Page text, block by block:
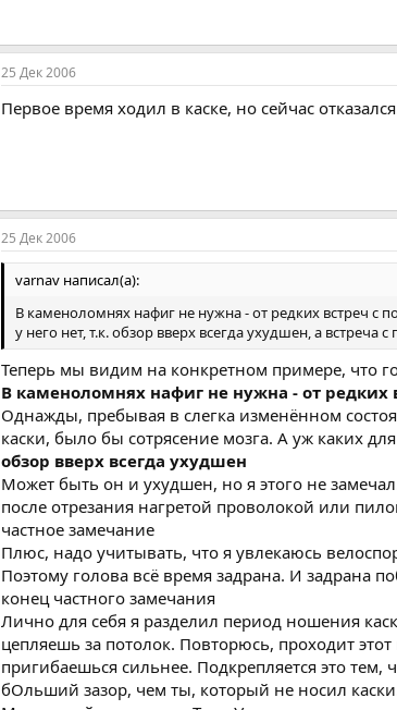
25 Дек 2006
Первое время ходил в каске, но сейчас
25 Дек 2006
varnav написал(а):
В каменоломнях нафиг не нужна - от редких встреч с
у него нет, т.к. обзор вверх всегда ухудшен, а встреча
Теперь мы видим на конкретном примере, что
В каменоломнях нафиг не нужна - от
Однажды, пребывая в слегка изменённом
каски, было бы сотрясение мозга. А уж каких
обзор вверх всегда ухудшен
Может быть он и ухудшен, но я этого не
после отрезания нагретой проволокой или
частное замечание
Плюс, надо учитывать, что я увлекаюсь
Поэтому голова всё время задрана. И задрана
конец частного замечания
Лично для себя я разделил период ношения
цепляешь за потолок. Повторюсь, проходит
пригибаешься сильнее. Подкрепляется это
бОльший зазор, чем ты, который не носил